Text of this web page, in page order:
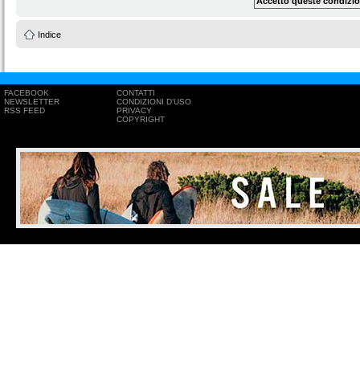
Indice
FACEBOOK
NEWSLETTER
RSS FEED
CONTATTI
CONDIZIONI D'USO
PRIVACY
COPYRIGHT